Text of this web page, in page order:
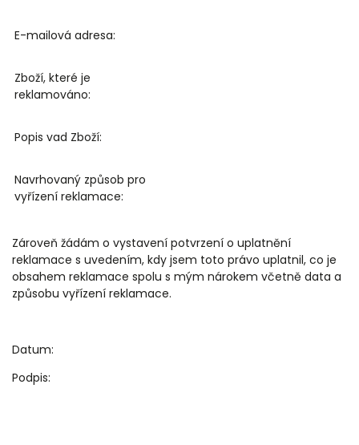
E-mailová adresa:
Zboží, které je
reklamováno:
Popis vad Zboží:
Navrhovaný způsob pro
vyřízení reklamace:
Zároveň žádám o vystavení potvrzení o uplatnění
reklamace s uvedením, kdy jsem toto právo uplatnil, co je
obsahem reklamace spolu s mým nárokem včetně data a
způsobu vyřízení reklamace.
Datum:
Podpis: